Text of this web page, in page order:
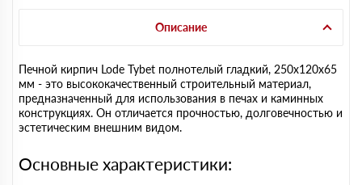
Описание
Печной кирпич Lode Tybet полнотелый гладкий, 250х120х65
мм - это высококачественный строительный материал,
предназначенный для использования в печах и каминных
конструкциях. Он отличается прочностью, долговечностью и
эстетическим внешним видом.
Основные характеристики: